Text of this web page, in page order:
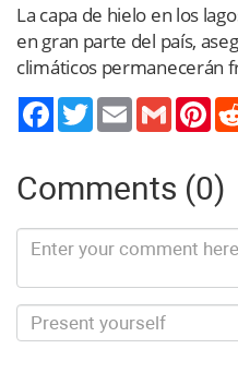
La capa de hielo en los
en gran parte del país,
climáticos permanecerán
TwitterEmail Gmail
Comments (0)